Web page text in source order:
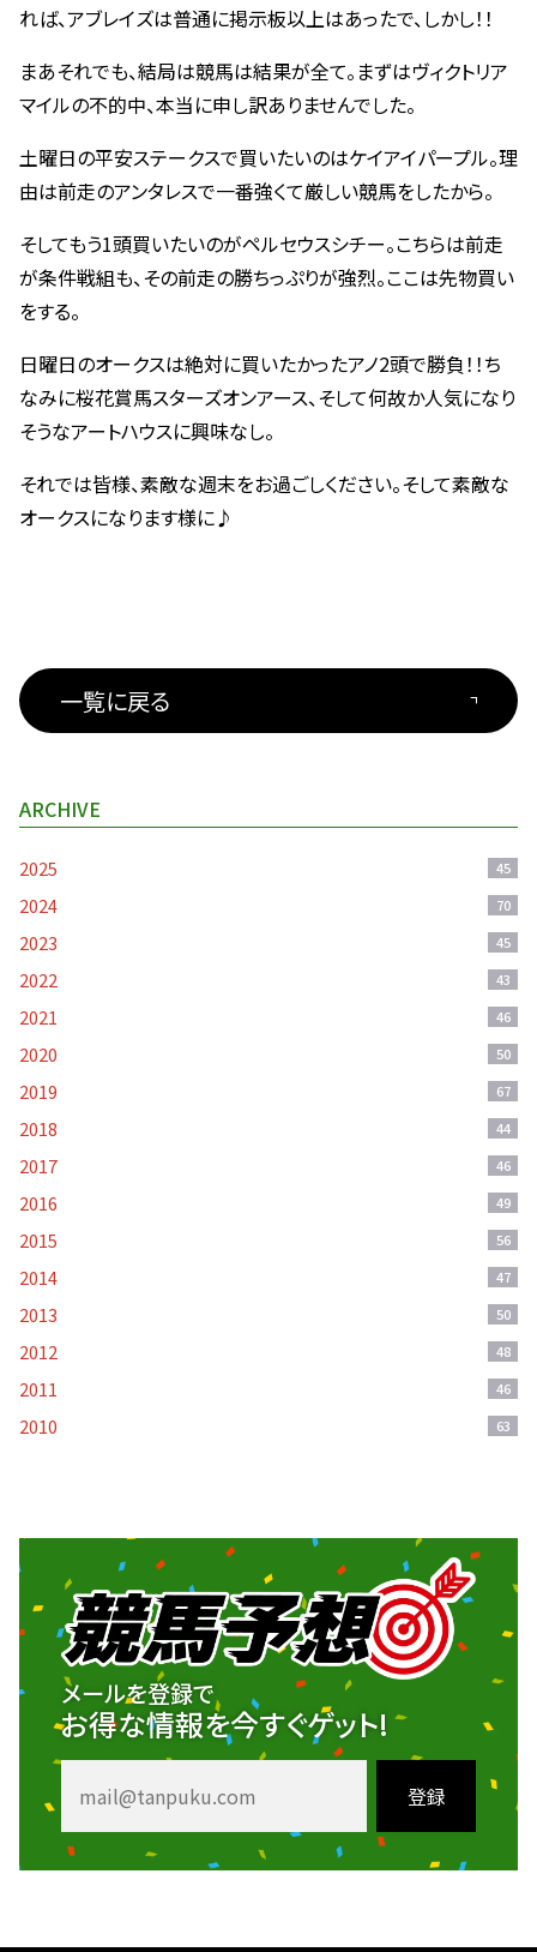
れば、アブレイズは普通に掲示板以上はあったで、しかし！！
まあそれでも、結局は競馬は結果が全て。まずはヴィクトリア
マイルの不的中、本当に申し訳ありませんでした。
土曜日の平安ステークスで買いたいのはケイアイパープル。理
由は前走のアンタレスで一番強くて厳しい競馬をしたから。
そしてもう1頭買いたいのがペルセウスシチー。こちらは前走
が条件戦組も、その前走の勝ちっぷりが強烈。ここは先物買い
をする。
日曜日のオークスは絶対に買いたかったアノ2頭で勝負！！ち
なみに桜花賞馬スターズオンアース、そして何故か人気になり
そうなアートハウスに興味なし。
それでは皆様、素敵な週末をお過ごしください。そして素敵な
オークスになります様に♪
一覧に戻る
ARCHIVE
2025 45
2024 70
2023 45
2022 43
2021 46
2020 50
2019 67
2018 44
2017 46
2016 49
2015 56
2014 47
2013 50
2012 48
2011 46
2010 63
メールを登録で
お得な情報を今すぐゲット!